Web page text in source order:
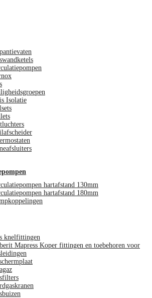
Isolatie
hartafstand 130mm
hartafstand 180mm
knelfittingen
Mapress Koper fittingen en toebehoren voor